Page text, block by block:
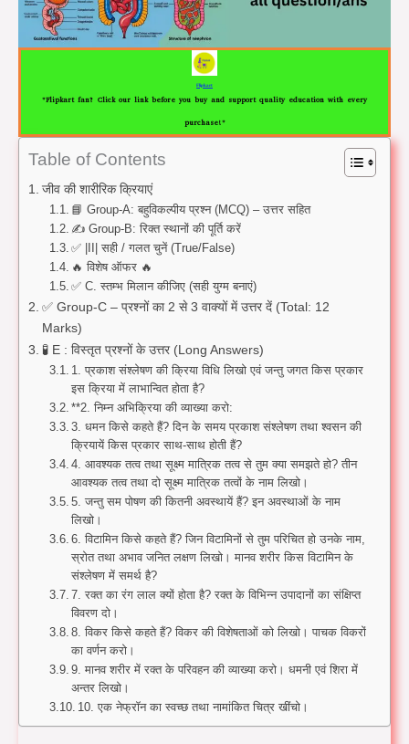
Flipkart
"Flipkart fan? Click our link before you buy and support quality education with every
purchase!"
Table of Contents
जीव की शारीरिक क्रियाएं
📘 Group-A: बहुविकल्पीय प्रश्न (MCQ) – उत्तर सहित
✍️ Group-B: रिक्त स्थानों की पूर्ति करें
✅ |II| सही / गलत चुनें (True/False)
🔥 विशेष ऑफर 🔥
✅ C. स्तम्भ मिलान कीजिए (सही युग्म बनाएं)
✅ Group-C – प्रश्नों का 2 से 3 वाक्यों में उत्तर दें (Total: 12
Marks)
🧪 E : विस्तृत प्रश्नों के उत्तर (Long Answers)
1. प्रकाश संश्लेषण की क्रिया विधि लिखो एवं जन्तु जगत किस प्रकार
इस क्रिया में लाभान्वित होता है?
**2. निम्न अभिक्रिया की व्याख्या करो:
3. धमन किसे कहते हैं? दिन के समय प्रकाश संश्लेषण तथा श्वसन की
क्रियायें किस प्रकार साथ-साथ होती हैं?
4. आवश्यक तत्व तथा सूक्ष्म मात्रिक तत्व से तुम क्या समझते हो? तीन
आवश्यक तत्व तथा दो सूक्ष्म मात्रिक तत्वों के नाम लिखो।
5. जन्तु सम पोषण की कितनी अवस्थायें हैं? इन अवस्थाओं के नाम
लिखो।
6. विटामिन किसे कहते हैं? जिन विटामिनों से तुम परिचित हो उनके नाम,
स्रोत तथा अभाव जनित लक्षण लिखो। मानव शरीर किस विटामिन के
संश्लेषण में समर्थ है?
7. रक्त का रंग लाल क्यों होता है? रक्त के विभिन्न उपादानों का संक्षिप्त
विवरण दो।
8. विकर किसे कहते हैं? विकर की विशेषताओं को लिखो। पाचक विकरों
का वर्णन करो।
9. मानव शरीर में रक्त के परिवहन की व्याख्या करो। धमनी एवं शिरा में
अन्तर लिखो।
10. एक नेफ्रॉन का स्वच्छ तथा नामांकित चित्र खींचो।